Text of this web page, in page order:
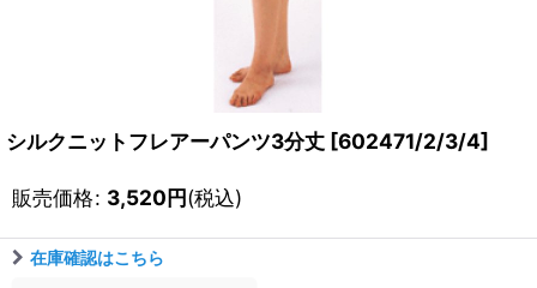
シルクニットフレアーパンツ3分丈 [602471/2/3/4]
販売価格: 3,520円(税込)
在庫確認はこちら